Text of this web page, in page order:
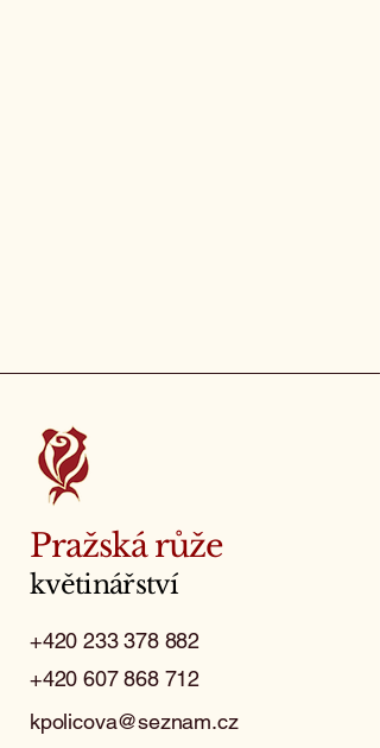
Pražská růže
květinářství
+420 233 378 882
+420 607 868 712
kpolicova@seznam.cz